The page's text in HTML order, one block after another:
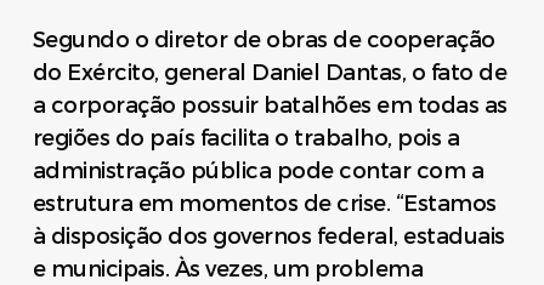
Segundo o diretor de obras de cooperação
do Exército, general Daniel Dantas, o fato de
a corporação possuir batalhões em todas as
regiões do país facilita o trabalho, pois a
administração pública pode contar com a
estrutura em momentos de crise. “Estamos
à disposição dos governos federal, estaduais
e municipais. Às vezes, um problema